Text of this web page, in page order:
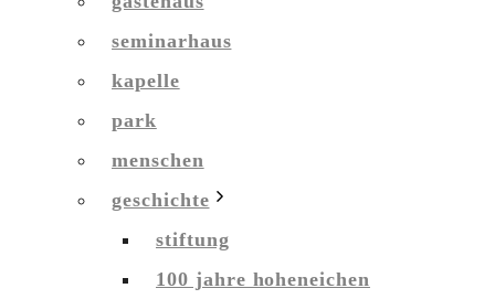
seminarhaus
kapelle
park
menschen
geschichte
stiftung
100 jahre hoheneichen